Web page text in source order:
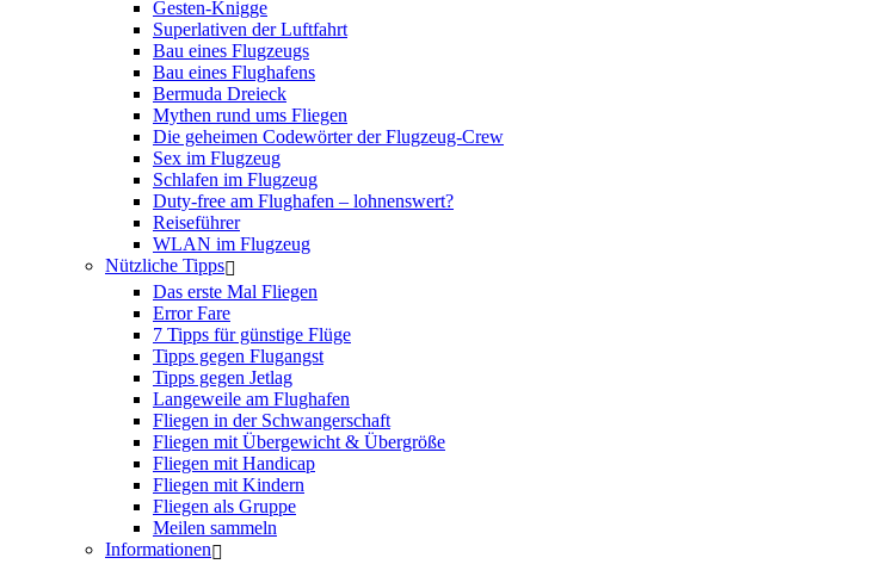
Gesten-Knigge
Superlativen der Luftfahrt
Bau eines Flugzeugs
Bau eines Flughafens
Bermuda Dreieck
Mythen rund ums Fliegen
Die geheimen Codewörter der Flugzeug-Crew
Sex im Flugzeug
Schlafen im Flugzeug
Duty-free am Flughafen – lohnenswert?
Reiseführer
WLAN im Flugzeug
Nützliche Tipps
Das erste Mal Fliegen
Error Fare
7 Tipps für günstige Flüge
Tipps gegen Flugangst
Tipps gegen Jetlag
Langeweile am Flughafen
Fliegen in der Schwangerschaft
Fliegen mit Übergewicht & Übergröße
Fliegen mit Handicap
Fliegen mit Kindern
Fliegen als Gruppe
Meilen sammeln
Informationen